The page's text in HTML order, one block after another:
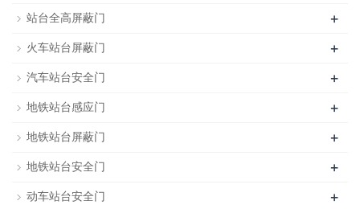
站台全高屏蔽门 +
火车站台屏蔽门 +
汽车站台安全门 +
地铁站台感应门 +
地铁站台屏蔽门 +
地铁站台安全门 +
动车站台安全门 +